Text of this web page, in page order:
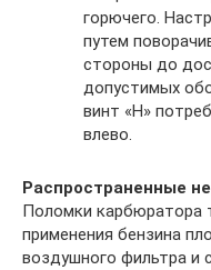
горючего.
путем
стороны до
допустимых
винт «H»
влево.
Распространенные
Поломки карбюратора
применения бензина
воздушного фильтра и